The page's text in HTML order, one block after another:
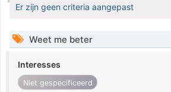
Er zijn geen criteria aangepast
Weet me beter
Interesses
Niet gespecificeerd